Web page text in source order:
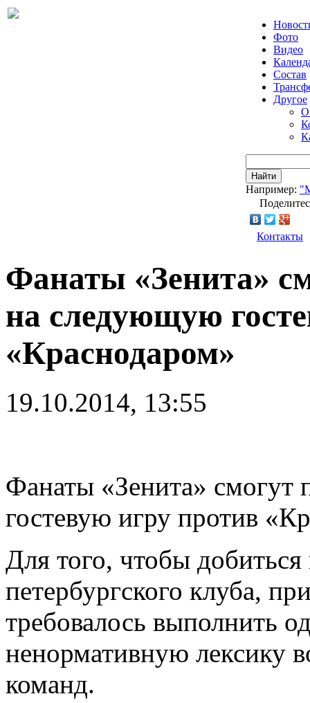
Фото
Видео
Состав
Другое
О
Найти
Например:
Контакты
Фанаты «Зенита»
на следующую
«Краснодаром»
19.10.2014, 13:55
Фанаты «Зенита»
гостевую игру против
Для того, чтобы
петербургского клуба,
требовалось выполнить
ненормативную лексику
команд.